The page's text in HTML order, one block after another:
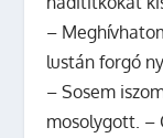
–
lustán forgó
– Sosem
mosolygott. –